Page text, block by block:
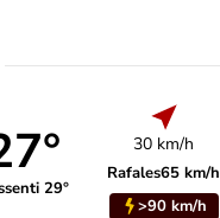
29°
30 km/h
Rafales65 km/h
>90 km/h